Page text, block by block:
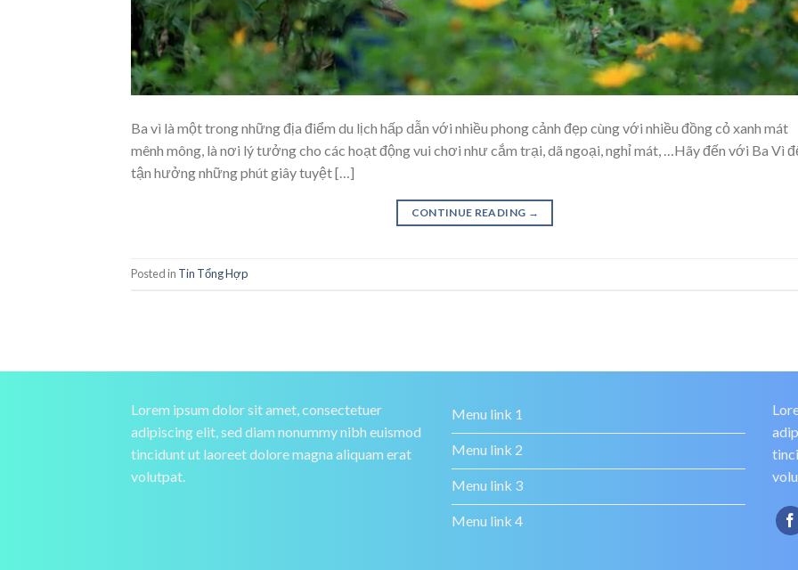
Ba vì là một trong những địa điểm du lịch hấp dẫn với nhiều phong cảnh đẹp cùng với nhiều đồng cỏ xanh mát
mênh mông, là nơi lý tưởng cho các hoạt động vui chơi như cắm trại, dã ngoại, nghỉ mát, …Hãy đến với Ba Vì
tận hưởng những phút giây tuyệt […]
CONTINUE READING →
Posted in Tin Tổng Hợp
Lorem ipsum dolor sit amet, consectetuer
adipiscing elit, sed diam nonummy nibh euismod
tincidunt ut laoreet dolore magna aliquam erat
volutpat.
Menu link 1
Menu link 2
Menu link 3
Menu link 4